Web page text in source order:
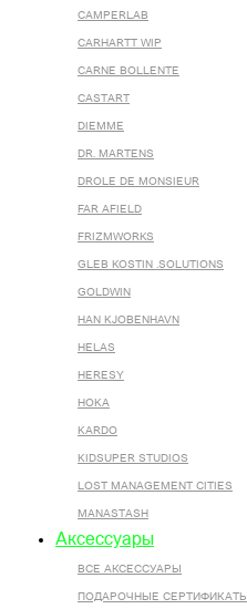
CAMPERLAB
CARHARTT WIP
CARNE BOLLENTE
CASTART
DIEMME
DR. MARTENS
DROLE DE MONSIEUR
FAR AFIELD
FRIZMWORKS
GLEB KOSTIN .SOLUTIONS
GOLDWIN
HAN KJOBENHAVN
HELAS
HERESY
HOKA
KARDO
KIDSUPER STUDIOS
LOST MANAGEMENT CITIES
MANASTASH
Аксессуары
ВСЕ AКСЕССУАРЫ
ПОДАРОЧНЫЕ СЕРТИФИКАТЫ